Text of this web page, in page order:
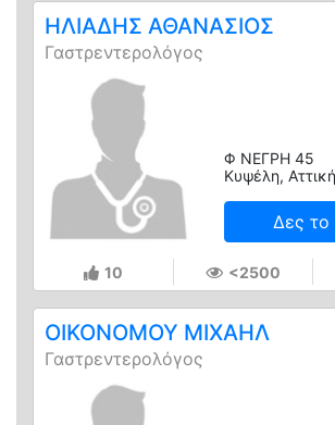
ΗΛΙΑΔΗΣ ΑΘΑΝΑΣΙΟΣ
Γαστρεντερολόγος
Φ ΝΕΓΡΗ 45
Κυψέλη, Αττική
Δες το
10 <2500
ΟΙΚΟΝΟΜΟΥ ΜΙΧΑΗΛ
Γαστρεντερολόγος